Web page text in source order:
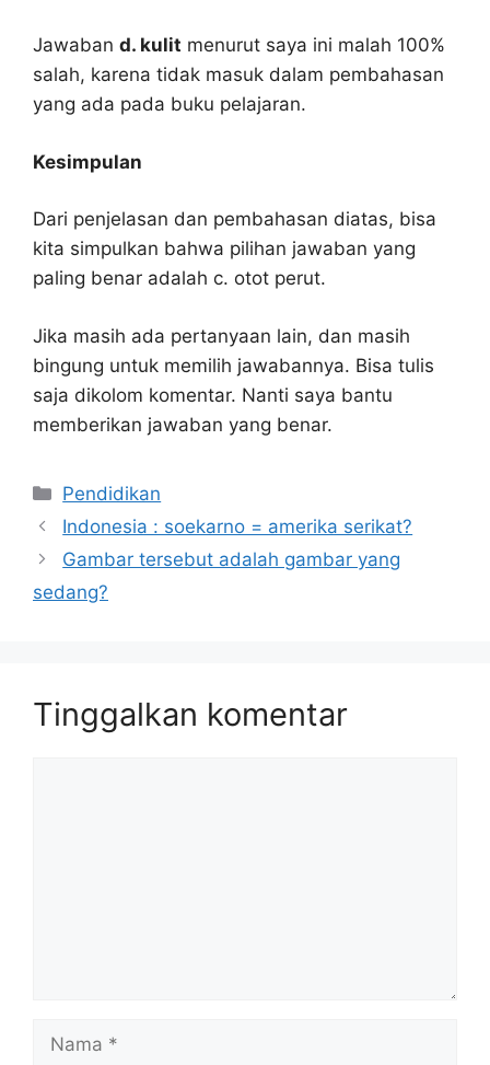
Jawaban d. kulit menurut saya ini malah 100%
salah, karena tidak masuk dalam pembahasan
yang ada pada buku pelajaran.
Kesimpulan
Dari penjelasan dan pembahasan diatas, bisa
kita simpulkan bahwa pilihan jawaban yang
paling benar adalah c. otot perut.
Jika masih ada pertanyaan lain, dan masih
bingung untuk memilih jawabannya. Bisa tulis
saja dikolom komentar. Nanti saya bantu
memberikan jawaban yang benar.
Kategori
Pendidikan
Indonesia : soekarno = amerika serikat?
Gambar tersebut adalah gambar yang
sedang?
Tinggalkan komentar